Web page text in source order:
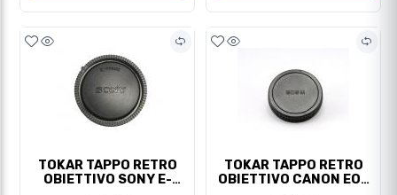
TOKAR TAPPO RETRO
OBIETTIVO SONY E-
TOKAR TAPPO RETRO
OBIETTIVO CANON EOS